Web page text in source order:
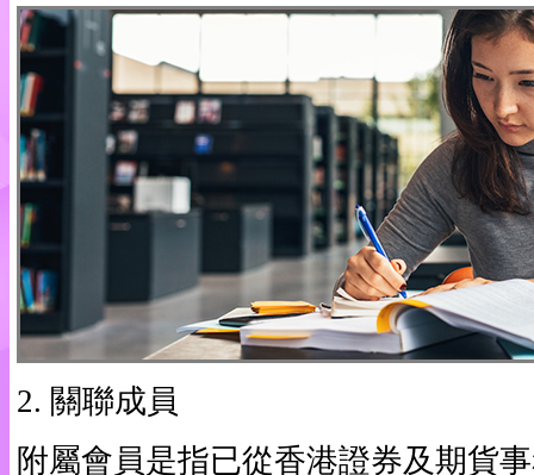
2. 關聯成員
附屬會員是指已從香港證券及期貨